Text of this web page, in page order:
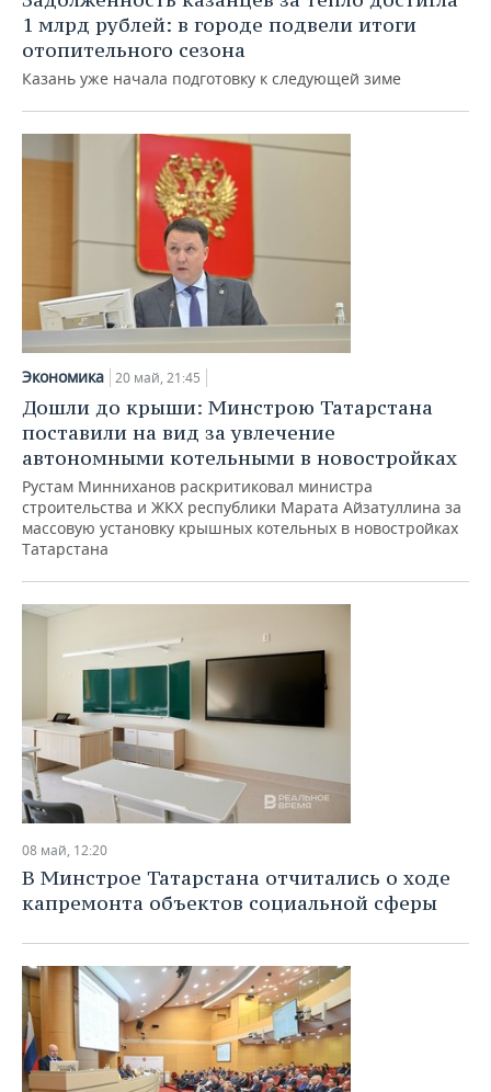
1 млрд рублей: в городе подвели итоги
отопительного сезона
Казань уже начала подготовку к следующей зиме
Экономика 20 май, 21:45
Дошли до крыши: Минстрою Татарстана
поставили на вид за увлечение
автономными котельными в новостройках
Рустам Минниханов раскритиковал министра
строительства и ЖКХ республики Марата Айзатуллина за
массовую установку крышных котельных в новостройках
Татарстана
08 май, 12:20
В Минстрое Татарстана отчитались о ходе
капремонта объектов социальной сферы